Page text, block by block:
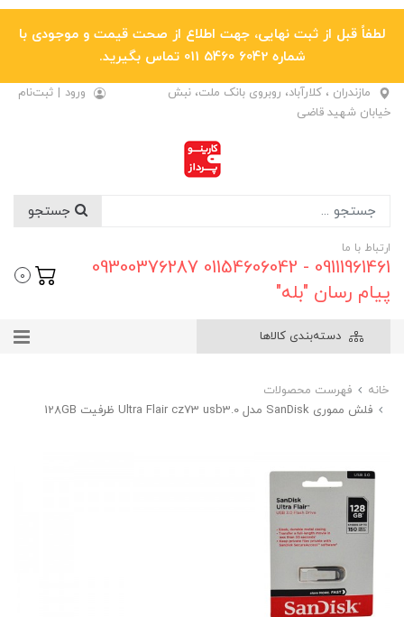
لطفاً قبل از ثبت نهایی، جهت اطلاع از صحت قیمت و موجودی با
شماره 6042 5460 011 تماس بگیرید.
مازندران ، کلارآباد، روبروی بانک ملت، نبش
خیابان شهید قاضی
ورود | ثبت‌نام
ارتباط با ما
09111961461 - 01154606042 09300376287
پیام رسان "بله"
0
دسته‌بندی کالاها
خانه
فهرست محصولات
فلش مموری SanDisk مدل Ultra Flair cz73 usb3.0 ظرفیت 128GB